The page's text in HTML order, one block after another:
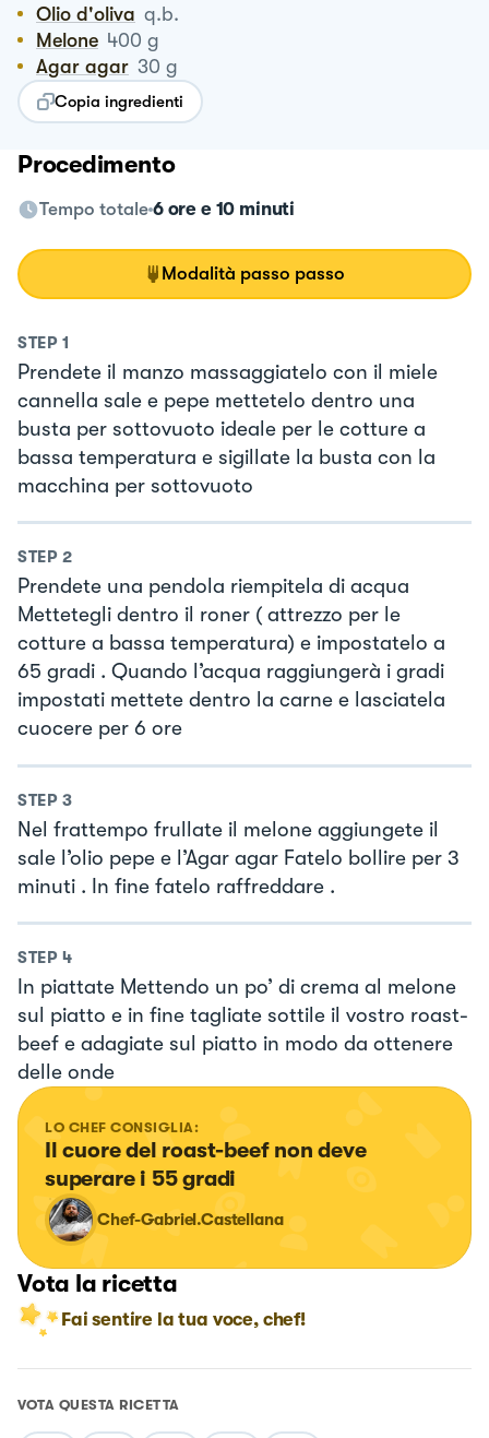
Olio d'oliva q.b.
Melone 400 g
Agar agar 30 g
Copia ingredienti
Procedimento
Tempo totale 6 ore e 10 minuti
Modalità passo passo
STEP 1
Prendete il manzo massaggiatelo con il miele
cannella sale e pepe mettetelo dentro una
busta per sottovuoto ideale per le cotture a
bassa temperatura e sigillate la busta con la
macchina per sottovuoto
STEP 2
Prendete una pendola riempitela di acqua
Mettetegli dentro il roner ( attrezzo per le
cotture a bassa temperatura) e impostatelo a
65 gradi . Quando l’acqua raggiungerà i gradi
impostati mettete dentro la carne e lasciatela
cuocere per 6 ore
STEP 3
Nel frattempo frullate il melone aggiungete il
sale l’olio pepe e l’Agar agar Fatelo bollire per 3
minuti . In fine fatelo raffreddare .
STEP 4
In piattate Mettendo un po’ di crema al melone
sul piatto e in fine tagliate sottile il vostro roast-
beef e adagiate sul piatto in modo da ottenere
delle onde
LO CHEF CONSIGLIA:
Il cuore del roast-beef non deve
superare i 55 gradi
Chef-Gabriel.Castellana
Vota la ricetta
Fai sentire la tua voce, chef!
VOTA QUESTA RICETTA